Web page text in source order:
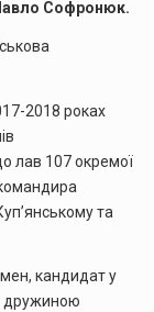
Софронюк.
2018 роках
лав 107 окремої
та
кандидат у
дружиною